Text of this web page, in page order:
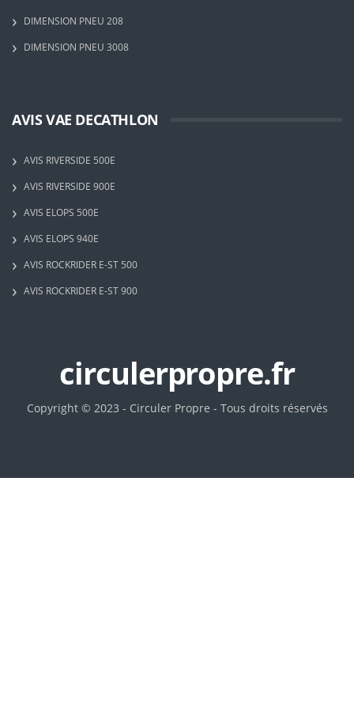
DIMENSION PNEU 208
DIMENSION PNEU 3008
AVIS VAE DECATHLON
AVIS RIVERSIDE 500E
AVIS RIVERSIDE 900E
AVIS ELOPS 500E
AVIS ELOPS 940E
AVIS ROCKRIDER E-ST 500
AVIS ROCKRIDER E-ST 900
circulerpropre.fr
Copyright © 2023 - Circuler Propre - Tous droits réservés